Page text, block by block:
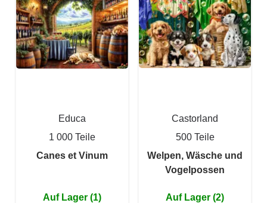
Educa
1 000 Teile
Canes et Vinum
Auf Lager (1)
Castorland
500 Teile
Welpen, Wäsche und
Vogelpossen
Auf Lager (2)